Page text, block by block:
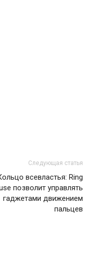
Следующая статья
всевластья: Ring
позволит управлять
гаджетами движением
пальцев